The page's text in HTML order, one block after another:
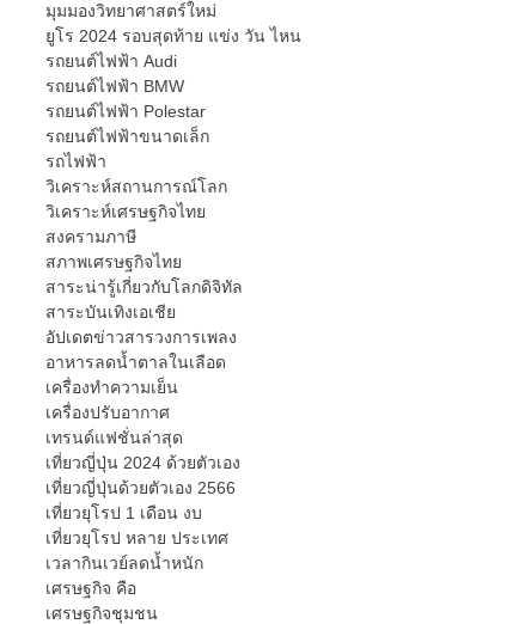
มุมมองวิทยาศาสตร์ใหม่
ยูโร 2024 รอบสุดท้าย แข่ง วัน ไหน
รถยนต์ไฟฟ้า Audi
รถยนต์ไฟฟ้า BMW
รถยนต์ไฟฟ้า Polestar
รถยนต์ไฟฟ้าขนาดเล็ก
รถไฟฟ้า
วิเคราะห์สถานการณ์โลก
วิเคราะห์เศรษฐกิจไทย
สงครามภาษี
สภาพเศรษฐกิจไทย
สาระน่ารู้เกี่ยวกับโลกดิจิทัล
สาระบันเทิงเอเชีย
อัปเดตข่าวสารวงการเพลง
อาหารลดน้ำตาลในเลือด
เครื่องทำความเย็น
เครื่องปรับอากาศ
เทรนด์แฟชั่นล่าสุด
เที่ยวญี่ปุ่น 2024 ด้วยตัวเอง
เที่ยวญี่ปุ่นด้วยตัวเอง 2566
เที่ยวยุโรป 1 เดือน งบ
เที่ยวยุโรป หลาย ประเทศ
เวลากินเวย์ลดน้ำหนัก
เศรษฐกิจ คือ
เศรษฐกิจชุมชน